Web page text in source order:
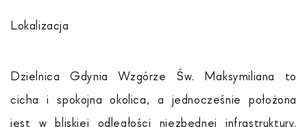
Lokalizacja
Dzielnica Gdynia Wzgórze Św. Maksymiliana to
cicha i spokojna okolica, a jednocześnie położona
jest w bliskiej odległości niezbędnej infrastruktury.